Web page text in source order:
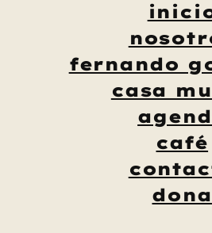
fernando
casa
café
dona